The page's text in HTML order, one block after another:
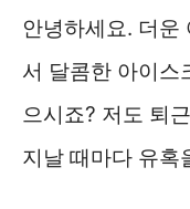
안녕하세요. 더운
서 달콤한 아이스
으시죠? 저도 퇴
지날 때마다 유혹